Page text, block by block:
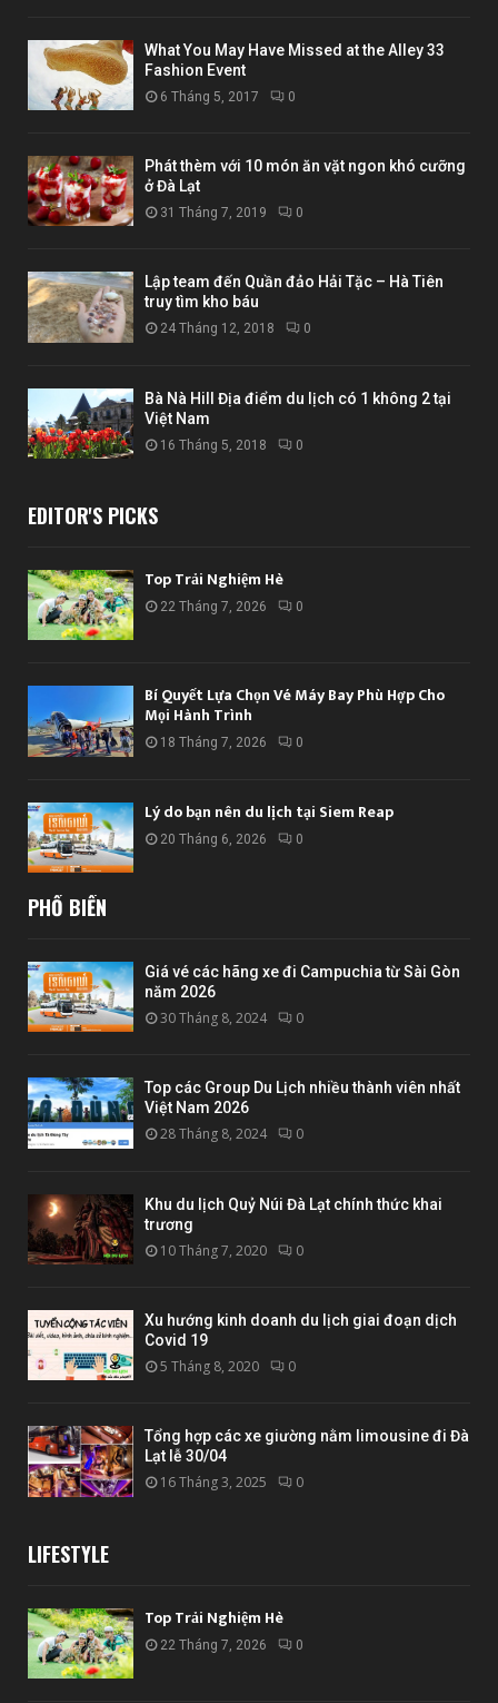
What You May Have Missed at the Alley 33
Fashion Event
6 Tháng 5, 2017 0
Phát thèm với 10 món ăn vặt ngon khó cưỡng
ở Đà Lạt
31 Tháng 7, 2019 0
Lập team đến Quần đảo Hải Tặc – Hà Tiên
truy tìm kho báu
24 Tháng 12, 2018 0
Bà Nà Hill Địa điểm du lịch có 1 không 2 tại
Việt Nam
16 Tháng 5, 2018 0
EDITOR'S PICKS
Top Trải Nghiệm Hè
22 Tháng 7, 2026 0
Bí Quyết Lựa Chọn Vé Máy Bay Phù Hợp Cho
Mọi Hành Trình
18 Tháng 7, 2026 0
Lý do bạn nên du lịch tại Siem Reap
20 Tháng 6, 2026 0
PHỔ BIẾN
Giá vé các hãng xe đi Campuchia từ Sài Gòn
năm 2026
30 Tháng 8, 2024 0
Top các Group Du Lịch nhiều thành viên nhất
Việt Nam 2026
28 Tháng 8, 2024 0
Khu du lịch Quỷ Núi Đà Lạt chính thức khai
trương
10 Tháng 7, 2020 0
Xu hướng kinh doanh du lịch giai đoạn dịch
Covid 19
5 Tháng 8, 2020 0
Tổng hợp các xe giường nằm limousine đi Đà
Lạt lễ 30/04
16 Tháng 3, 2025 0
LIFESTYLE
Top Trải Nghiệm Hè
22 Tháng 7, 2026 0